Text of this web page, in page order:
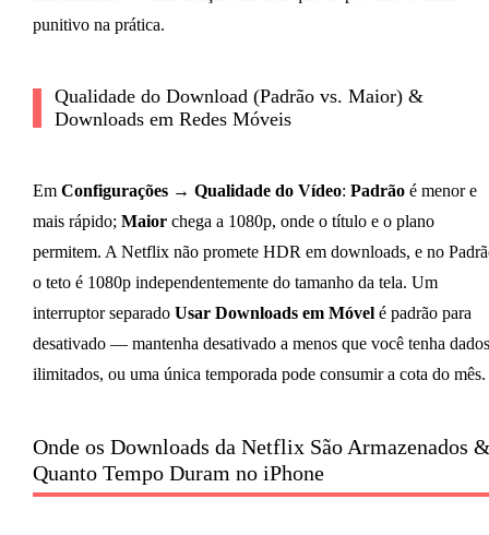
punitivo na prática.
Qualidade do Download (Padrão vs. Maior) &
Downloads em Redes Móveis
Em Configurações → Qualidade do Vídeo: Padrãoé menor e
mais rápido; Maiorchega a 1080p, onde o título e o plano
permitem. A Netflix não promete HDR em downloads, e no
o teto é 1080p independentemente do tamanho da tela. Um
interruptor separado Usar Downloads em Móvelé padrão para
desativado — mantenha desativado a menos que você tenha dados
ilimitados, ou uma única temporada pode consumir a cota do mês.
Onde os Downloads da Netflix São Armazenados
Quanto Tempo Duram no iPhone